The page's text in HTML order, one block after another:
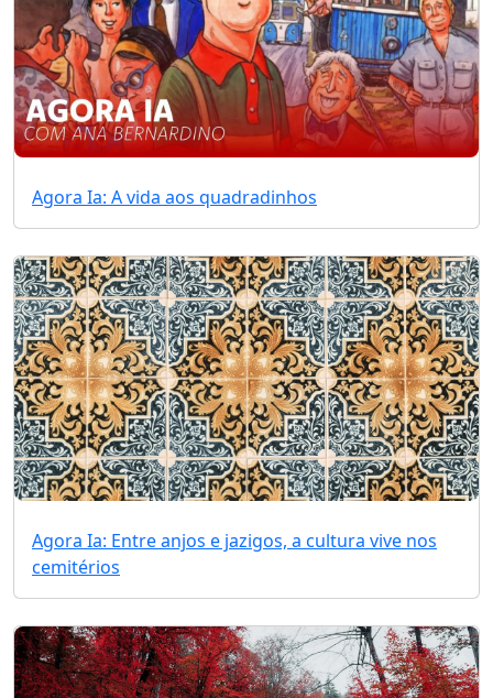
Agora Ia: A vida aos quadradinhos
Agora Ia: Entre anjos e jazigos, a cultura vive nos
cemitérios